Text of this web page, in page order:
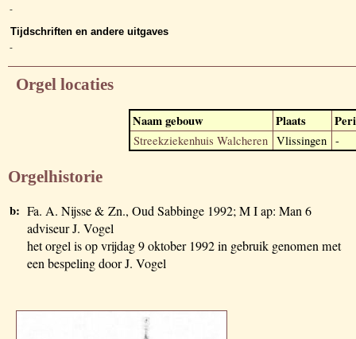
-
Tijdschriften en andere uitgaves
-
Orgel locaties
Naam gebouw Plaats
Streekziekenhuis Walcheren Vlissingen -
Orgelhistorie
b: Fa. A. Nijsse & Zn., Oud Sabbinge 1992; M I ap: Man 6
adviseur J. Vogel
het orgel is op vrijdag 9 oktober 1992 in gebruik genomen met
een bespeling door J. Vogel